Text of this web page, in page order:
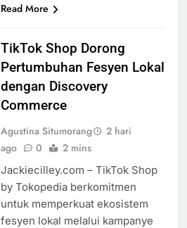
Read More
TikTok Shop Dorong
Pertumbuhan Fesyen Lokal
dengan Discovery
Commerce
Agustina Situmorang
2 hari
ago
0 2 mins
Jackiecilley.com – TikTok Shop
by Tokopedia berkomitmen
untuk memperkuat ekosistem
fesyen lokal melalui kampanye